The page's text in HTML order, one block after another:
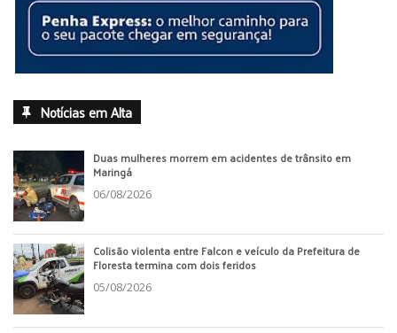
Notícias em Alta
Duas mulheres morrem em acidentes de trânsito em
Maringá
06/08/2026
Colisão violenta entre Falcon e veículo da Prefeitura de
Floresta termina com dois feridos
05/08/2026